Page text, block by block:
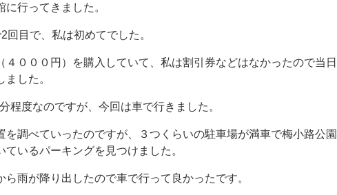
行ってきました。
目で、私は初めてでした。
０００円）を購入していて、私は割引券などはなかったので当日
した。
程度なのですが、今回は車で行きました。
調べていったのですが、３つくらいの駐車場が満車で梅小路公園
いるパーキングを見つけました。
雨が降り出したので車で行って良かったです。